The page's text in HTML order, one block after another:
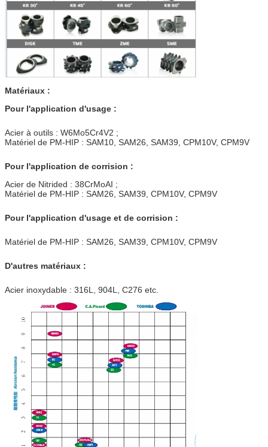
Matériaux :
Pour l'application d'usage :
Acier à outils : W6Mo5Cr4V2 ;
Matériel de PM-HIP : SAM10, SAM26, SAM39, CPM10V, CPM9V
Pour l'application de corrision :
Acier de Nitrided : 38CrMoAI ;
Matériel de PM-HIP : SAM26, SAM39, CPM10V, CPM9V
Pour l'application d'usage et de corrision :
Matériel de PM-HIP : SAM26, SAM39, CPM10V, CPM9V
D'autres matériaux :
Acier inoxydable : 316L, 904L, C276 etc.